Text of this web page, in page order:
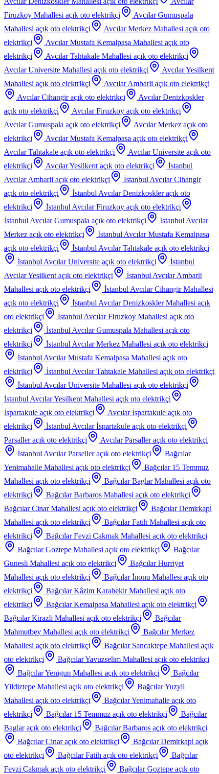
Firuzkoy Mahallesi açık oto elektrikçi
Avcılar Gumuspala
Mahallesi açık oto elektrikçi Avcılar Merkez Mahallesi açık oto
elektrikçi
Avcılar Mustafa Kemalpasa Mahallesi açık oto
elektrikçi
Avcılar Tahtakale Mahallesi açık oto elektrikçi
Avcılar Universite Mahallesi açık oto elektrikçi
Avcılar Yesilkent
Mahallesi açık oto elektrikçi Avcılar Ambarli açık oto elektrikçi
Avcılar Cihangir açık oto elektrikçi
Avcılar Denizkoskler
açık oto elektrikçi
Avcılar Firuzkoy açık oto elektrikçi
Avcılar Gumuspala açık oto elektrikçi Avcılar Merkez açık oto
elektrikçi
Avcılar Mustafa Kemalpasa açık oto elektrikçi
Avcılar Tahtakale açık oto elektrikçi Avcılar Universite açık oto
elektrikçi
Avcılar Yesilkent açık oto elektrikçi
İstanbul
Avcılar Ambarli açık oto elektrikçi
İstanbul Avcılar Cihangir
açık oto elektrikçi
İstanbul Avcılar Denizkoskler açık oto
elektrikçi
İstanbul Avcılar Firuzkoy açık oto elektrikçi
İstanbul Avcılar Gumuspala açık oto elektrikçi
İstanbul Avcılar
Merkez açık oto elektrikçi
İstanbul Avcılar Mustafa Kemalpasa
açık oto elektrikçi
İstanbul Avcılar Tahtakale açık oto elektrikçi
İstanbul Avcılar Universite açık oto elektrikçi
İstanbul
Avcılar Yesilkent açık oto elektrikçi
İstanbul Avcılar Ambarli
Mahallesi açık oto elektrikçi
İstanbul Avcılar Cihangir Mahallesi
açık oto elektrikçi
İstanbul Avcılar Denizkoskler Mahallesi açık
oto elektrikçi
İstanbul Avcılar Firuzkoy Mahallesi açık oto
elektrikçi
İstanbul Avcılar Gumuspala Mahallesi açık oto
elektrikçi
İstanbul Avcılar Merkez Mahallesi açık oto elektrikçi
İstanbul Avcılar Mustafa Kemalpasa Mahallesi açık oto
elektrikçi
İstanbul Avcılar Tahtakale Mahallesi açık oto elektrikçi
İstanbul Avcılar Universite Mahallesi açık oto elektrikçi
İstanbul Avcılar Yesilkent Mahallesi açık oto elektrikçi
İspartakule açık oto elektrikçi Avcılar İspartakule açık oto
elektrikçi
İstanbul Avcılar İspartakule açık oto elektrikçi
Parsaller açık oto elektrikçi Avcılar Parsaller açık oto elektrikçi
İstanbul Avcılar Parseller açık oto elektrikçi
Bağcılar
Yenimahalle Mahallesi açık oto elektrikçi
Bağcılar 15 Temmuz
Mahallesi açık oto elektrikçi Bağcılar Baglar Mahallesi açık oto
elektrikçi
Bağcılar Barbaros Mahallesi açık oto elektrikçi
Bağcılar Cinar Mahallesi açık oto elektrikçi
Bağcılar Demirkapi
Mahallesi açık oto elektrikçi Bağcılar Fatih Mahallesi açık oto
elektrikçi
Bağcılar Fevzi Çakmak Mahallesi açık oto elektrikçi
Bağcılar Goztepe Mahallesi açık oto elektrikçi
Bağcılar
Gunesli Mahallesi açık oto elektrikçi
Bağcılar Hurriyet
Mahallesi açık oto elektrikçi Bağcılar İnonu Mahallesi açık oto
elektrikçi
Bağcılar Kâzim Karabekir Mahallesi açık oto
elektrikçi
Bağcılar Kemalpasa Mahallesi açık oto elektrikçi
Bağcılar Kirazli Mahallesi açık oto elektrikçi
Bağcılar
Mahmutbey Mahallesi açık oto elektrikçi
Bağcılar Merkez
Mahallesi açık oto elektrikçi Bağcılar Sancaktepe Mahallesi açık
oto elektrikçi
Bağcılar Yavuzselim Mahallesi açık oto elektrikçi
Bağcılar Yenigun Mahallesi açık oto elektrikçi
Bağcılar
Yildiztepe Mahallesi açık oto elektrikçi
Bağcılar Yuzyil
Mahallesi açık oto elektrikçi Bağcılar Yenimahalle açık oto
elektrikçi
Bağcılar 15 Temmuz açık oto elektrikçi
Bağcılar
Baglar açık oto elektrikçi Bağcılar Barbaros açık oto elektrikçi
Bağcılar Cinar açık oto elektrikçi Bağcılar Demirkapi açık
oto elektrikçi
Bağcılar Fatih açık oto elektrikçi
Bağcılar
Fevzi Çakmak açık oto elektrikçi Bağcılar Goztepe açık oto